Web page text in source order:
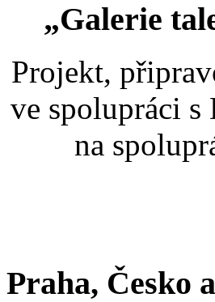
„Galerie
Projekt,
ve spolupráci
na
Praha, Česko